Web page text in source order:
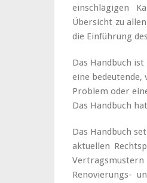
einschlägigen
Übersicht zu
die Einführung
Das Handbuch
eine
Problem oder
Das Handbuch
Das Handbuch
aktuellen
Renovierungs-